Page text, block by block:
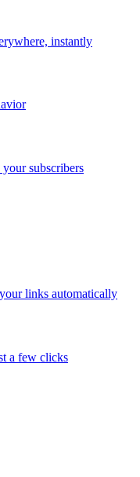
instantly
subscribers
links automatically
a few clicks